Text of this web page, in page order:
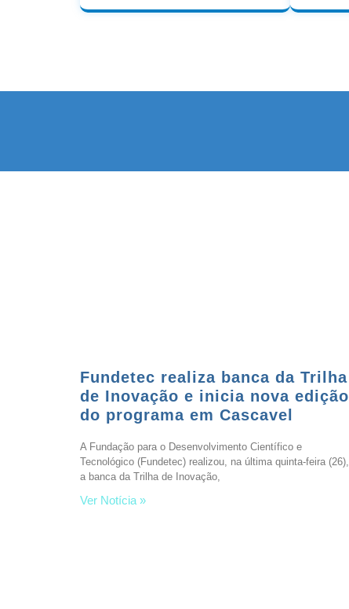
Fundetec realiza banca da Trilha
de Inovação e inicia nova edição
do programa em Cascavel
A Fundação para o Desenvolvimento Científico e
Tecnológico (Fundetec) realizou, na última quinta-feira (26),
a banca da Trilha de Inovação,
Ver Notícia »